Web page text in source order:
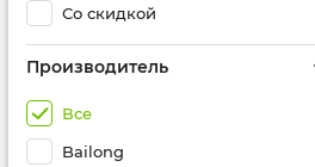
Со скидкой
Производитель
Все
Bailong